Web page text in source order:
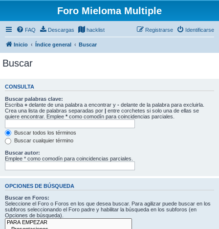
Foro Mieloma Multiple
FAQ Descargas hacklist Identificarse
Registrarse
Inicio Índice general Buscar
Buscar
CONSULTA
Buscar palabras clave:
Escriba + delante de una palabra a encontrar y - delante de la palabra para excluirla.
Crea una lista de palabras separadas por | entre corchetes si solo una de ellas se
quiere encontrar. Emplee * como comodín para coincidencias parciales.
Buscar todos los términos
Buscar cualquier término
Buscar autor:
Emplee * como comodín para coincidencias parciales.
OPCIONES DE BÚSQUEDA
Buscar en Foros:
Seleccione el Foro o Foros en los que desea buscar. Para agilizar puede buscar en los
subforos seleccionando el Foro padre y habilitar la búsqueda en los subforos (en
Opciones de búsqueda).